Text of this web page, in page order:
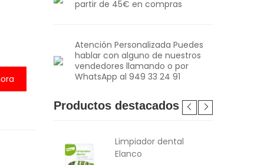
partir de 45€ en compras
Atención Personalizada Puedes
hablar con alguno de nuestros
vendedores llamando o por
WhatsApp al 949 33 24 91
Productos destacados
Limpiador dental
Elanco